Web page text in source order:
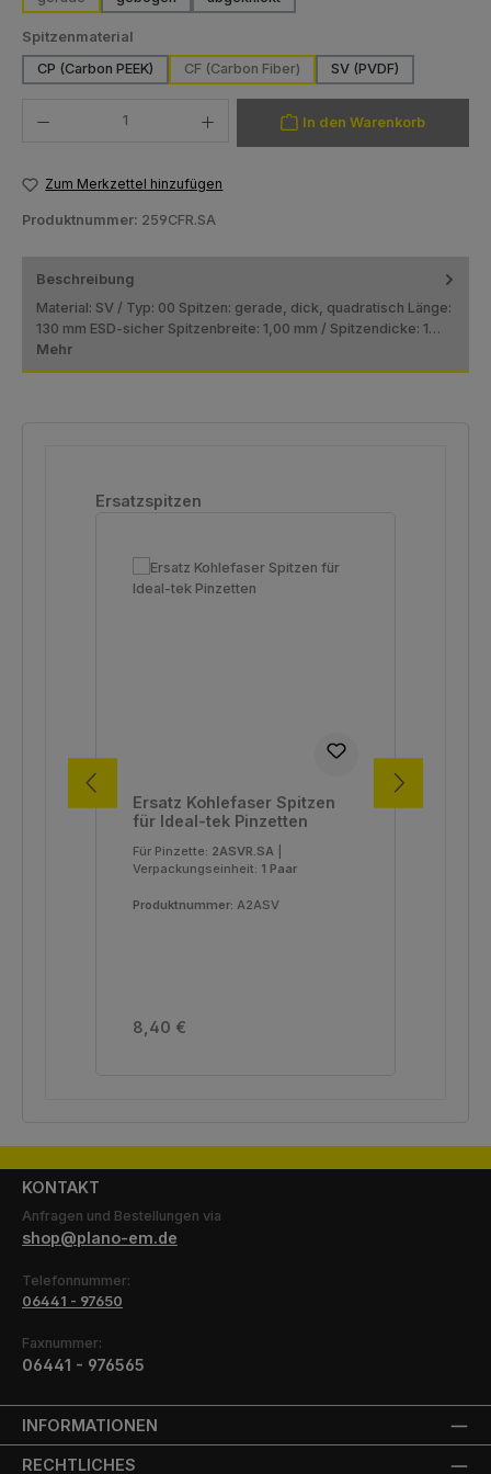
(Diese Option ist zurzeit nicht verfügbar.)
(Diese Option ist zurzeit nicht verfügbar.)
Spitzenmaterial
CP (Carbon PEEK)
CF (Carbon Fiber) SV (PVDF)
In den Warenkorb
Zum Merkzettel hinzufügen
Produktnummer: 259CFR.SA
Beschreibung
Material: SV / Typ: 00 Spitzen: gerade, dick, quadratisch Länge:
130 mm ESD-sicher Spitzenbreite: 1,00 mm / Spitzendicke: 1…
Mehr
Produktgalerie überspringen
Ersatzspitzen
Ersatz Kohlefaser Spitzen
für Ideal-tek Pinzetten
Für Pinzette: 2ASVR.SA
Verpackungseinheit: 1 Paar
Produktnummer: A2ASV
Regulärer Preis:
8,40 €
KONTAKT
Anfragen und Bestellungen via
shop@plano-em.de
Telefonnummer:
06441 - 97650
Faxnummer:
06441 - 976565
INFORMATIONEN
RECHTLICHES